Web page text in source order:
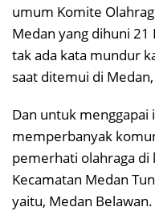
umum Komite
Medan yang dihuni 21
tak ada kata mundur
saat ditemui di
Dan untuk
memperbanyak
pemerhati olahraga di
Kecamatan Medan
yaitu, Medan Belawan.